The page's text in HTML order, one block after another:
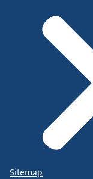
Sitemap